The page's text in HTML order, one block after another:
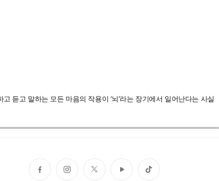
듣고 말하는 모든 마음의 작용이 ‘뇌’라는 장기에서 일어난다는 사실
페
인
트
유
틱